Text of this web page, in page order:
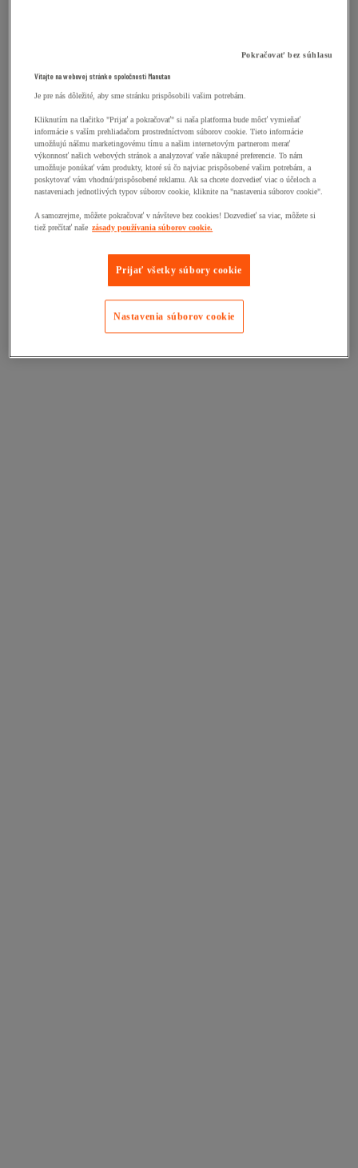
Pokračovať bez súhlasu
Vitajte na webovej stránke spoločnosti Manutan
Je pre nás dôležité, aby sme stránku prispôsobili vašim potrebám.
Kliknutím na tlačitko "Prijať a pokračovať" si naša platforma bude môcť vymieňať
informácie s vaším prehliadačom prostredníctvom súborov cookie. Tieto informácie
umožňujú nášmu marketingovému tímu a našim internetovým partnerom merať
výkonnosť našich webových stránok a analyzovať vaše nákupné preferencie. To nám
umožňuje ponúkať vám produkty, ktoré sú čo najviac prispôsobené vašim potrebám, a
poskytovať vám vhodnú/prispôsobené reklamu. Ak sa chcete dozvedieť viac o účeloch a
nastaveniach jednotlivých typov súborov cookie, kliknite na "nastavenia súborov cookie".
A samozrejme, môžete pokračovať v návšteve bez cookies! Dozvedieť sa viac, môžete si
tiež prečítať naše zásady používania súborov cookie.
Prijať všetky súbory cookie
Nastavenia súborov cookie